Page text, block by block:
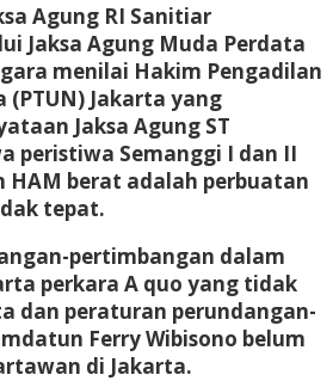
Agung RI Sanitiar
Jaksa Agung Muda Perdata
menilai Hakim Pengadilan
(PTUN) Jakarta yang
Jaksa Agung ST
peristiwa Semanggi I dan II
HAM berat adalah perbuatan
tepat.
pertimbangan dalam
perkara A quo yang tidak
dan peraturan perundangan-
Ferry Wibisono belum
di Jakarta.